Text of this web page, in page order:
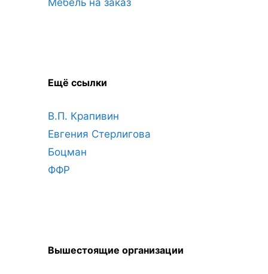
Ещё ссылки
В.П. Крапивин
Евгения Стерлигова
Боцман
ФФР
Вышестоящие организации